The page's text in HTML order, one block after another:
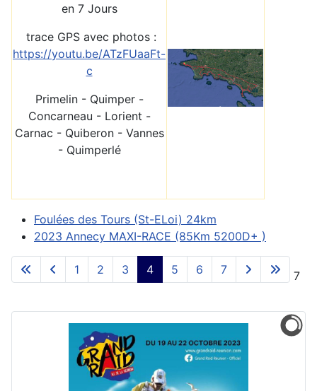
en 7 Jours
trace GPS avec photos :
https://youtu.be/ATzFUaaFt-
c
Primelin - Quimper -
Concarneau - Lorient -
Carnac - Quiberon - Vannes
- Quimperlé
Foulées des Tours (St-ELoi) 24km
2023 Annecy MAXI-RACE (85Km 5200D+ )
Page 4 sur 7
1 2 3 4 5 6 7